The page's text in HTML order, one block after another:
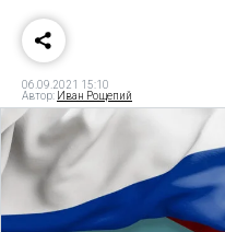
06.09.2021 15:10
Автор: Иван Рощепий